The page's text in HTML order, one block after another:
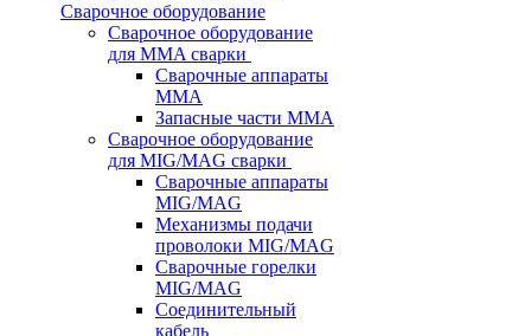
Сварочное оборудование
Сварочное оборудование
для MMA сварки
Сварочные аппараты
MMA
Запасные части MMA
Сварочное оборудование
для MIG/MAG сварки
Сварочные аппараты
MIG/MAG
Механизмы подачи
проволоки MIG/MAG
Сварочные горелки
MIG/MAG
Соединительный
кабель